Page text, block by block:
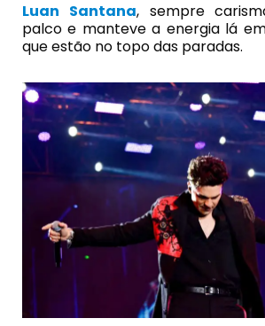
Luan Santana, sempre
palco e manteve a energia lá
que estão no topo das paradas.